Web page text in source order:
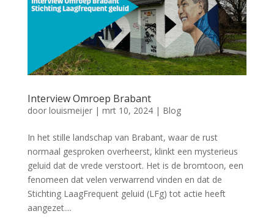
Interview Omroep Brabant
door louismeijer| mrt 10, 2024| Blog
In het stille landschap van Brabant, waar de rust
normaal gesproken overheerst, klinkt een mysterieus
geluid dat de vrede verstoort. Het is de bromtoon, een
fenomeen dat velen verwarrend vinden en dat de
Stichting LaagFrequent geluid (LFg) tot actie heeft
aangezet....